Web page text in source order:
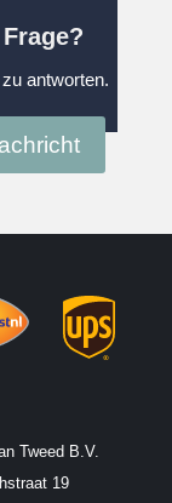
antworten.
Tweed B.V.
19